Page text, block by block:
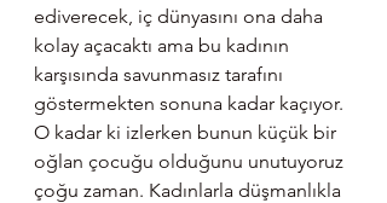
ediverecek, iç dünyasını ona daha
kolay açacaktı ama bu kadının
karşısında savunmasız tarafını
göstermekten sonuna kadar kaçıyor.
O kadar ki izlerken bunun küçük bir
oğlan çocuğu olduğunu unutuyoruz
çoğu zaman. Kadınlarla düşmanlıkla